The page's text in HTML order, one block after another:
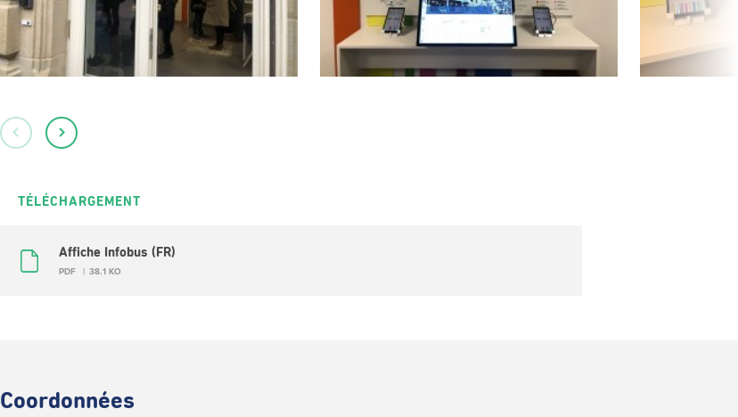
TÉLÉCHARGEMENT
Affiche Infobus (FR)
PDF 38.1 KO
Coordonnées